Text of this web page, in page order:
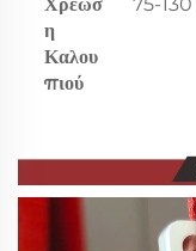
η
Καλου
πιού